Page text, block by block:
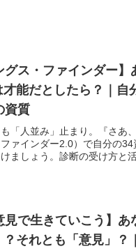
ス・ファインダー】
能だとしたら？｜自
資質
「人並み」止まり。『さあ
ァインダー2.0）で自分の
ましょう。診断の受け方と
見で生きていこう】あ
それとも「意見」？